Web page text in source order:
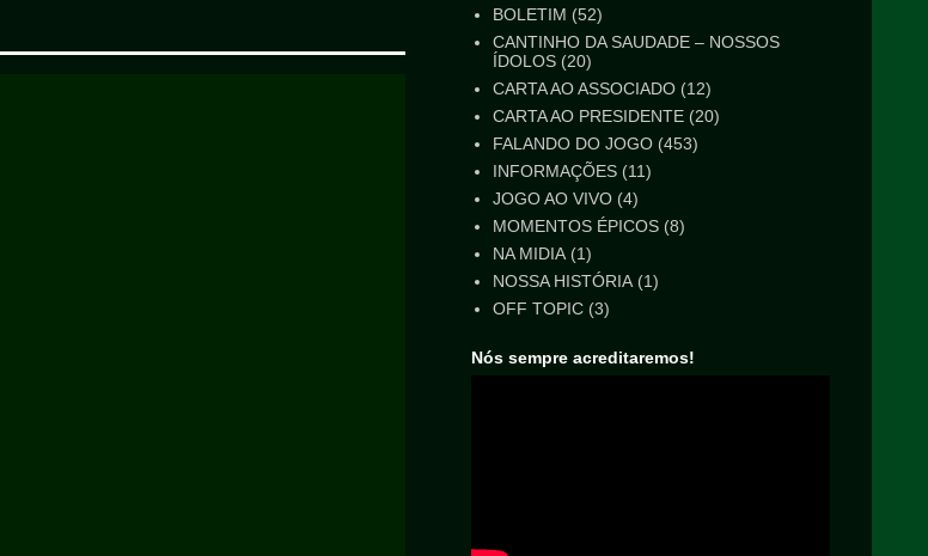
BOLETIM (52)
CANTINHO DA SAUDADE – NOSSOS
ÍDOLOS (20)
CARTA AO ASSOCIADO (12)
CARTA AO PRESIDENTE (20)
FALANDO DO JOGO (453)
INFORMAÇÕES (11)
JOGO AO VIVO (4)
MOMENTOS ÉPICOS (8)
NA MIDIA (1)
NOSSA HISTÓRIA (1)
OFF TOPIC (3)
Nós sempre acreditaremos!